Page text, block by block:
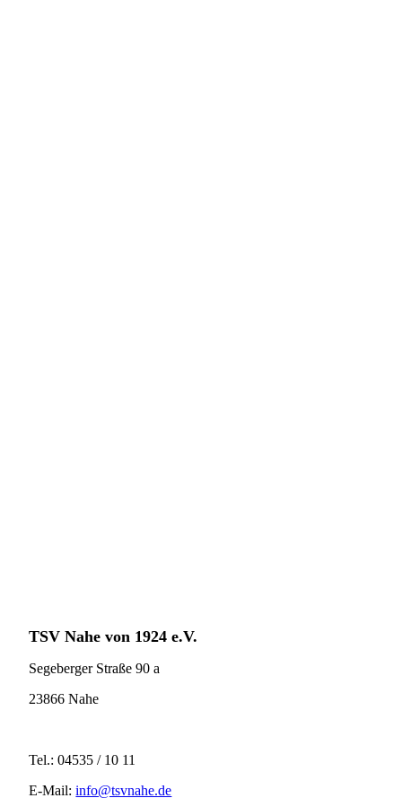
TSV Nahevon 1924 e.V.
Segeberger Straße 90 a
23866 Nahe
Tel.: 04535 / 10 11
E-Mail:info@tsvnahe.de